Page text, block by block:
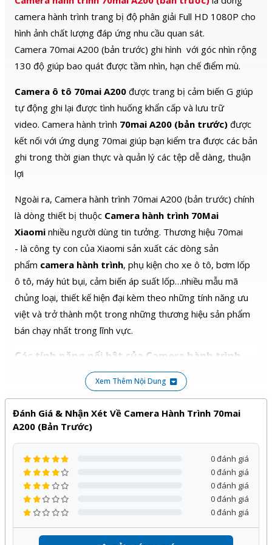
xa mà vẫn giữ được độ nét. – Tích
hợp Micro kép: Thu âm thanh
trung thực, rõ ràng, giúp bạn ghi
lại âm thanh cùng với hình ảnh,
cung cấp bằng chứng toàn diện
hơn. – Tầm nhìn ban đêm
60m: Công nghệ hồng ngoại EXIR
cho phép quan sát rõ ràng trong
điều kiện thiếu sáng hoặc ban
Công nghệ WDR 120dB: Chống
ngược sáng mạnh, giúp camera
ghi hình rõ nét trong môi trường
ánh sáng phức tạp, ví dụ như khi
có ánh sáng mạnh chiếu trực tiếp
vào camera. – Công nghệ
AcuSense 2.0: Phân biệt chính
xác giữa người và phương tiện với
các vật thể khác (như động vật, lá
cây), giúp giảm thiểu báo động
đạt chuẩn chống bụi, chống nước
bảo hoạt động ổn định trong mọi
Công nghệ Smart Hybrid
chế độ hồng ngoại và ánh sáng
trong mọi điều kiện ánh sáng. Lợi
ích khi sử dụng DS
camera hành trình trang bị độ phân giải Full HD 1080P cho
hình ảnh chất lượng đáp ứng nhu cầu quan sát.
Camera 70mai A200 (bản trước) ghi hình với góc nhìn rộng
130 độ giúp bao quát được tầm nhìn, hạn chế điểm mù.
Camera ô tô 70mai A200 được trang bị cảm biến G giúp
tự động ghi lại được tình huống khẩn cấp và lưu trữ
video. Camera hành trình 70mai A200 (bản trước) được
kết nối với ứng dụng 70mai giúp bạn kiểm tra được các bản
ghi trong thời gian thực và quản lý các tệp dễ dàng, thuận
lợi
Ngoài ra, Camera hành trình 70mai A200 (bản trước) chính
là dòng thiết bị thuộc Camera hành trình 70Mai
Xiaomi nhiều người dùng tin tưởng. Thương hiệu 70mai
- là công ty con của Xiaomi sản xuất các dòng sản
phẩm camera hành trình, phụ kiện cho xe ô tô, bơm lốp
ô tô, máy hút bụi, cảm biến áp suất lốp…nhiều mẫu mã
chủng loại, thiết kế hiện đại kèm theo những tính năng ưu
việt và trở thành một trong những thương hiệu sản phẩm
bán chạy nhất trong lĩnh vực.
Các tính năng nổi bật của Camera hành trình
70mai A200 (bản trước)
Camera hành trình 70mai A200 (bản trước) công
Camera hành trình ô tô 70mai A200 (bản trước) được
trang bị công nghệ HDR giúp tái tạo được chi tiết của điểm
sáng và tối, mang lại được những hình ảnh sắc nét, tinh tế
và sống động hơn.
Camera ô tô 70mai A200 trang bị công nghệ
MaiColor Vivid+ Solution™
Xem Thêm Nội Dung
Đánh Giá & Nhận Xét Về Camera Hành Trình 70mai
A200 (bản Trước)
0 đánh giá
0 đánh giá
0 đánh giá
0 đánh giá
0 đánh giá